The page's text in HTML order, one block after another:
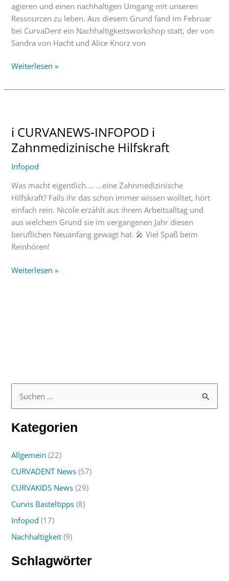
agieren und einen nachhaltigen Umgang mit unseren
Ressourcen zu leben. Aus diesem Grund fand im Februar
bei CurvaDent ein Nachhaltigkeitsworkshop statt, der von
Sandra von Hacht und Alice Knorz von
Weiterlesen »
ℹ CURVANEWS-INFOPOD ℹ
Zahnmedizinische Hilfskraft
Infopod
Was macht eigentlich…. …eine Zahnmedizinische
Hilfskraft? Falls ihr das schon immer wissen wolltet, hört
einfach rein. Nicole erzählt aus ihrem Arbeitsalltag und
aus welchem Grund sie im vergangenen Jahr diesen
beruflichen Neuanfang gewagt hat. 🎤 Viel Spaß beim
Reinhören!
INFOPOD
ℹ
Zahnmedizinische
Hilfskraft
Weiterlesen »
c
e
n
n
a
c
Kategorien
Allgemein (22)
CURVADENT News (57)
CURVAKIDS News (29)
Curvis Basteltipps (8)
Infopod (17)
Nachhaltigkeit (9)
Schlagwörter